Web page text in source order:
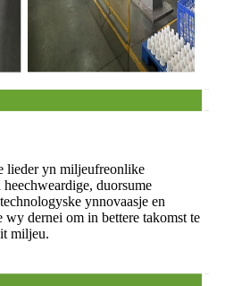
lieder yn miljeufreonlike
duorsume
ynnovaasje en
dernei om in bettere takomst te
miljeu.